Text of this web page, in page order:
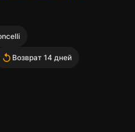
replay Возврат 14 дней